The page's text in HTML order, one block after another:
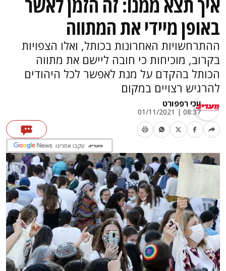
באופן מיידי את המתווה
ההתרחשויות האחרונות בכותל, ואלו הצפויות
בקרוב, מוכיחות כי חובה ליישם את מתווה
הכותל בהקדם על מנת לאפשר לכל היהודים
להרגיש רצויים במקום
יוכי רפפורט
08:37 | 01/11/2021
עקבו אחרינו